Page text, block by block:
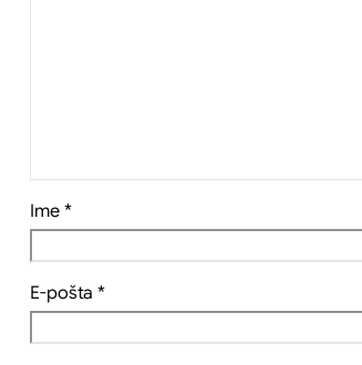
Ime *
E-pošta*